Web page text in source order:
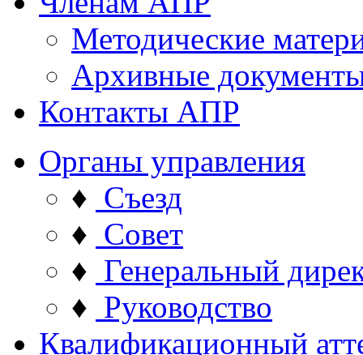
Методические
Архивные
Контакты АПР
Органы управления
♦ Съезд
♦ Совет
♦ Генеральный
♦ Руководство
Квалификационный